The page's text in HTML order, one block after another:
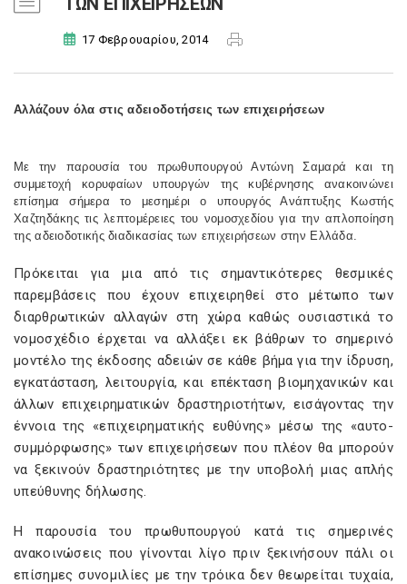
17 Φεβρουαρίου, 2014
Αλλάζουν όλα στις αδειοδοτήσεις των επιχειρήσεων
Με την παρουσία του πρωθυπουργού Αντώνη Σαμαρά και τη
συμμετοχή κορυφαίων υπουργών της κυβέρνησης ανακοινώνει
επίσημα σήμερα το μεσημέρι ο υπουργός Ανάπτυξης Κωστής
Χαζτηδάκης τις λεπτομέρειες του νομοσχεδίου για την απλοποίηση
της αδειοδοτικής διαδικασίας των επιχειρήσεων στην Ελλάδα.
Πρόκειται για μια από τις σημαντικότερες θεσμικές
παρεμβάσεις που έχουν επιχειρηθεί στο μέτωπο των
διαρθρωτικών αλλαγών στη χώρα καθώς ουσιαστικά το
νομοσχέδιο έρχεται να αλλάξει εκ βάθρων το σημερινό
μοντέλο της έκδοσης αδειών σε κάθε βήμα για την ίδρυση,
εγκατάσταση, λειτουργία, και επέκταση βιομηχανικών και
άλλων επιχειρηματικών δραστηριοτήτων, εισάγοντας την
έννοια της «επιχειρηματικής ευθύνης» μέσω της «αυτο-
συμμόρφωσης» των επιχειρήσεων που πλέον θα μπορούν
να ξεκινούν δραστηριότητες με την υποβολή μιας απλής
υπεύθυνης δήλωσης.
Η παρουσία του πρωθυπουργού κατά τις σημερινές
ανακοινώσεις που γίνονται λίγο πριν ξεκινήσουν πάλι οι
επίσημες συνομιλίες με την τρόικα δεν θεωρείται τυχαία,